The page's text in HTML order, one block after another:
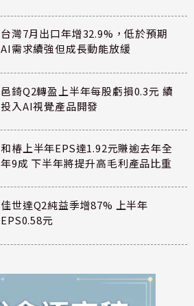
台灣7月出口年增32.9%，低於預期
AI需求續強但成長動能放緩
邑錡Q2轉盈上半年每股虧損0.3元 續
投入AI視覺產品開發
和椿上半年EPS達1.92元賺逾去年全
年9成 下半年將提升高毛利產品比重
佳世達Q2純益季增87% 上半年
EPS0.58元